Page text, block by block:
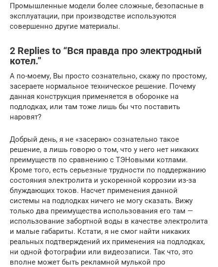
Промышленные модели более сложные, безопасные в
эксплуатации, при производстве используются
совершенно другие материалы.
2 Replies to “Вся правда про электродный
котел.”
А по-моему, Вы просто сознательно, скажу по простому,
засераете нормальное техническое решение. Почему
данная конструкция применяется в оборонке на
подлодках, или там тоже лишь бы что поставить
наровят?
Добрый день, я не «засераю» сознательно такое
решение, а лишь говорю о том, что у него нет никаких
преимуществ по сравнению с ТЭНовыми котлами.
Кроме того, есть серьезные трудности по поддержанию
состояния электролита и ускоренной коррозии из-за
блуждающих токов. Насчет применения данной
системы на подлодках ничего не могу сказать. Вижу
только два преимущества использования его там —
использование забортной воды в качестве электролита
и малые габариты. Кстати, я не смог найти никаких
реальных подтверждений их применения на подлодках,
ни одной фотографии или видеозаписи. Так что, это
вполне может быть рекламной мулькой про